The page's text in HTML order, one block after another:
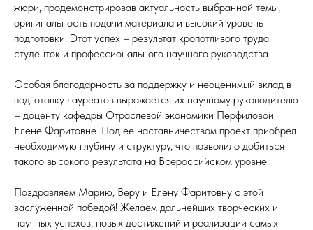
жюри, продемонстрировав актуальность выбранной темы,
оригинальность подачи материала и высокий уровень
подготовки. Этот успех – результат кропотливого труда
студенток и профессионального научного руководства.
Особая благодарность за поддержку и неоценимый вклад в
подготовку лауреатов выражается их научному руководителю
– доценту кафедры Отраслевой экономики Перфиловой
Елене Фаритовне. Под ее наставничеством проект приобрел
необходимую глубину и структуру, что позволило добиться
такого высокого результата на Всероссийском уровне.
Поздравляем Марию, Веру и Елену Фаритовну с этой
заслуженной победой! Желаем дальнейших творческих и
научных успехов, новых достижений и реализации самых